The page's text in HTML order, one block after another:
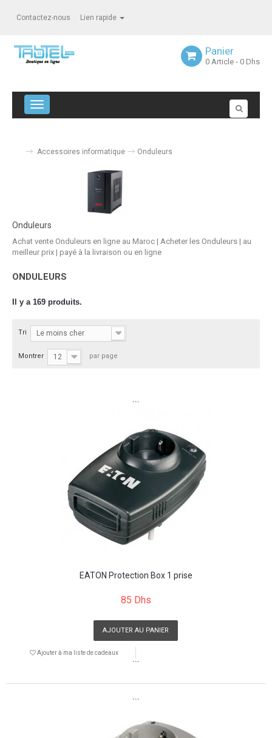
Contactez-nous Lien rapide
Panier
0 Article - 0 Dhs
Navigation bascule
Accessoires informatique Onduleurs
Onduleurs
Achat vente Onduleurs en ligne au Maroc | Acheter les Onduleurs | au
meilleur prix | payé à la livraison ou en ligne
ONDULEURS
Il y a 169 produits.
Tri Le moins cher
Montrer 12 par page
```
EATON Protection Box 1 prise
85 Dhs
AJOUTER AU PANIER
Ajouter à ma liste de cadeaux
```
```